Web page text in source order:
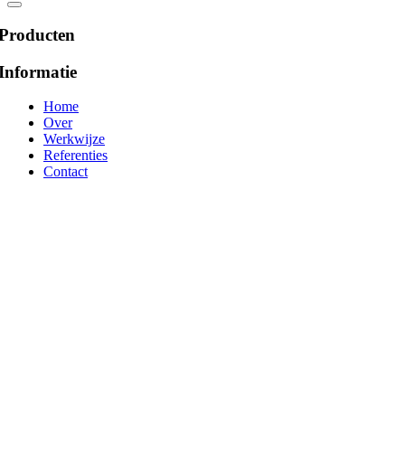
Home
Over
Werkwijze
Referenties
Contact